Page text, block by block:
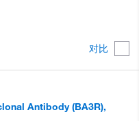
对比
Antibody (BA3R),